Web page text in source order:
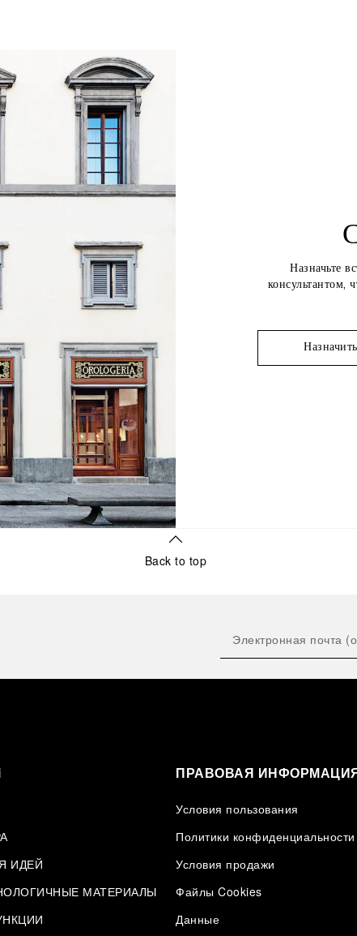
Назначьте
консультантом,
Back to top
ИДЕЙ
МАТЕРИАЛЫ
ПРАВОВАЯ
Условия пользования
Политики конфиденциальности
Условия продажи
Файлы Cookies
Данные